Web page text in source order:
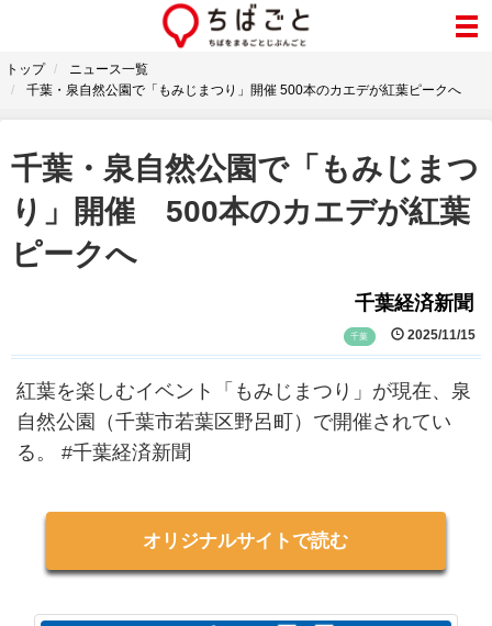
トップ
ニュース一覧
千葉・泉自然公園で「もみじまつり」開催 500本のカエデが紅葉ピークへ
千葉・泉自然公園で「もみじまつ
り」開催 500本のカエデが紅葉
ピークへ
千葉経済新聞
千葉 2025/11/15
紅葉を楽しむイベント「もみじまつり」が現在、泉
自然公園（千葉市若葉区野呂町）で開催されてい
る。 #千葉経済新聞
オリジナルサイトで読む